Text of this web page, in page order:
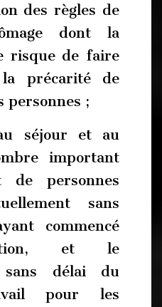
des règles de
dont la
risque de faire
précarité de
personnes ;
séjour et au
important
personnes
sans
commencé
et le
sans délai du
pour les